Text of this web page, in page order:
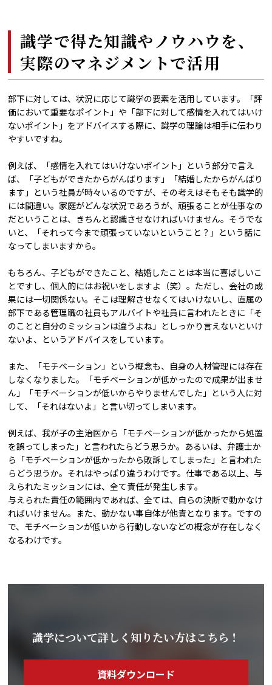
識学で得た知識やノウハウを、
実際のマネジメントで活用
部下に対しては、状況に応じて識学の要素を活用しています。「評
価において重要なポイント」や「部下に対して感情を入れてはいけ
ないポイント」をアドバイスする際に、識学の理論は相手に伝わり
やすいですね。
例えば、「感情を入れてはいけないポイント」という部分で言え
ば、「子どもができたからがんばります」「結婚したからがんばり
ます」という社員が時々いるのですが、その考えはそもそも識学的
には間違い。家庭がどんな状況であろうが、頑張ることが仕事なの
だということは、きちんと認識させなければいけません。そうでな
いと、「それって今まで頑張っていないということ？」という話に
なってしまいますから。
もちろん、子どもができたこと、結婚したことは本当に喜ばしいこ
とですし、個人的にはお祝いをしますよ（笑）。ただし、会社の成
果には一切関係ない。そこは理解させなくてはいけないし、直属の
部下である管理職の社員もアルバイトや社員に言われたときに「そ
のことと自分のミッションは違うよね」としっかり言えないといけ
ないよ、というアドバイスをしています。
また、「モチベーション」という概念も、自身の人材管理には存在
しなくなりました。「モチベーションが低かったので成果が出ませ
ん」「モチベーションが低いからやりませんでした」という人に対
して、「それはないよ」と言い切ってしまいます。
例えば、我が子の主治医から「モチベーションが低かったから処置
を誤ってしまった」と言われたらどう思うか。あるいは、弁護士か
ら「モチベーションが低かったから敗訴してしまった」と言われた
らどう思うか。それはやっぱり違うわけです。仕事である以上、与
えられたミッションには、全て責任が発生します。
与えられた責任の範囲内であれば、全ては、自らの決断で動かなけ
ればいけません。また、動かない事自体が他責となります。ですの
で、モチベーションが低いから行動しないなどの概念が存在しなく
なるわけです。
識学について詳しく知りたい方はこちら！
資料ダウンロード